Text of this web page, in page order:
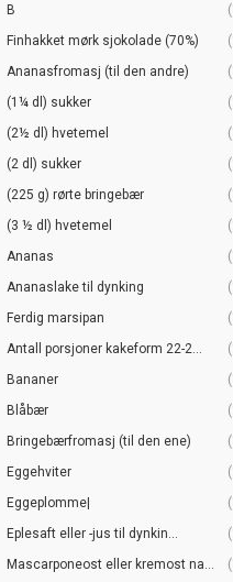
B
Finhakket mørk sjokolade (70%)
Ananasfromasj (til den andre)
(1¼ dl) sukker
(2½ dl) hvetemel
(2 dl) sukker
(225 g) rørte bringebær
(3 ½ dl) hvetemel
Ananas
Ananaslake til dynking
Ferdig marsipan
Antall porsjoner kakeform 22-2...
Bananer
Blåbær
Bringebærfromasj (til den ene)
Eggehviter
Eggeplomme|
Eplesaft eller -jus til dynkin...
Mascarponeost eller kremost na...